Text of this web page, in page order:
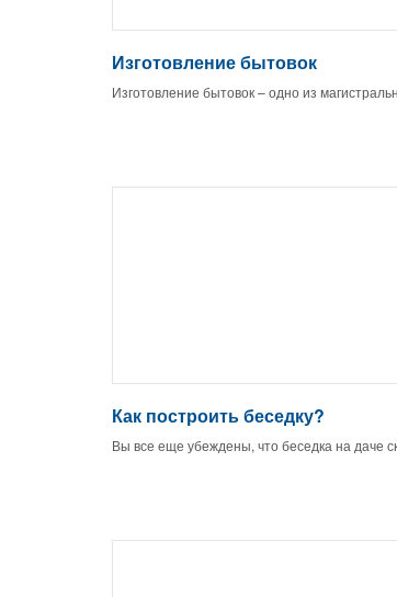
Изготовление бытовок
Изготовление бытовок – одно из
Как построить беседку?
Вы все еще убеждены, что беседка на даче